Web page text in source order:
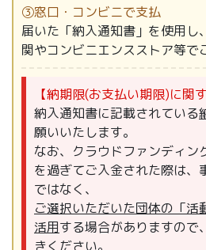
③窓口・コンビニで支払
届いた「納入通知書」を使用し
関やコンビニエンスストア等で
【納期限(お支払い期限)に関
納入通知書に記載されている
願いいたします。
なお、クラウドファンディン
を過ぎてご入金された際は、
ではなく、
ご選択いただいた団体の「活
活用する場合がありますので
きください。